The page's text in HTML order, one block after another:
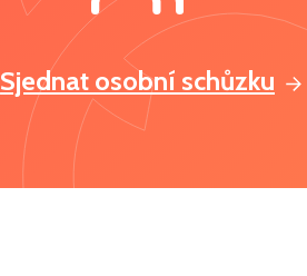
Sjednat osobní schůzku